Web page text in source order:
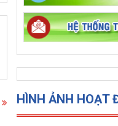
HÌNH ẢNH HOẠT